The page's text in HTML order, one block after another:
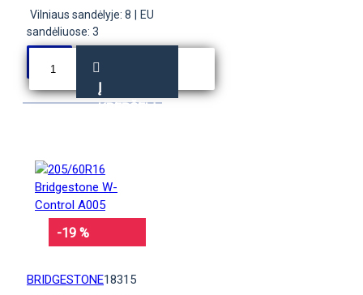
Vilniaus sandėlyje: 8
EU
sandėliuose: 3
Į
KREPŠELĮ
-19 %
BRIDGESTONE18315